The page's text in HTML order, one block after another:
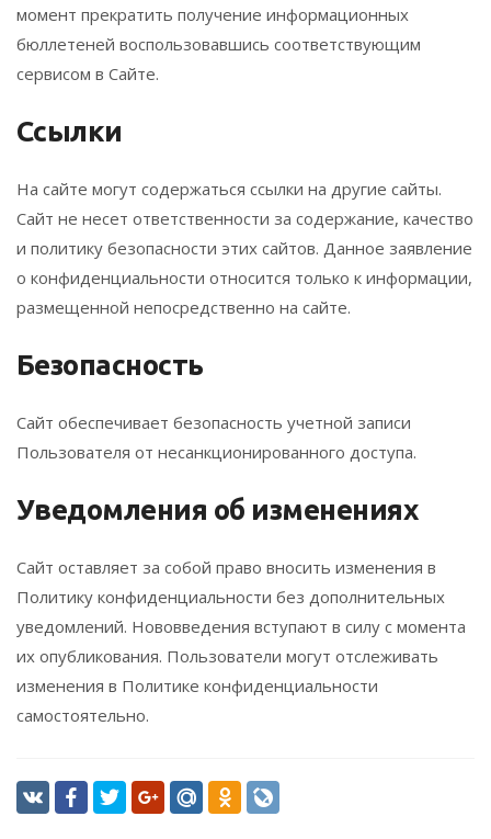
момент прекратить получение информационных
бюллетеней воспользовавшись соответствующим
сервисом в Сайте.
Ссылки
На сайте могут содержаться ссылки на другие сайты.
Сайт не несет ответственности за содержание, качество
и политику безопасности этих сайтов. Данное заявление
о конфиденциальности относится только к информации,
размещенной непосредственно на сайте.
Безопасность
Сайт обеспечивает безопасность учетной записи
Пользователя от несанкционированного доступа.
Уведомления об изменениях
Сайт оставляет за собой право вносить изменения в
Политику конфиденциальности без дополнительных
уведомлений. Нововведения вступают в силу с момента
их опубликования. Пользователи могут отслеживать
изменения в Политике конфиденциальности
самостоятельно.